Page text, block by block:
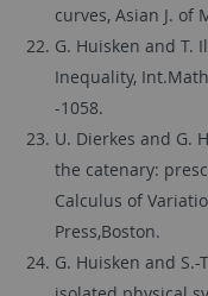
curves, Asian J. of
G. Huisken and T.
Inequality,
-1058.
U. Dierkes and G.
the catenary:
Calculus of
Press,Boston.
G. Huisken and